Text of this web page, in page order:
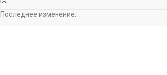
Последнее изменение: